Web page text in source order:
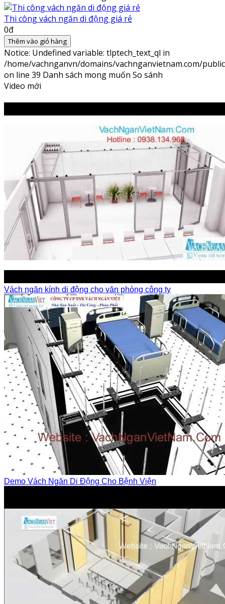
Thi công vách ngăn di động giá rẻ
0đ
Thêm vào giỏ hàng
Notice: Undefined variable: tlptech_text_ql in
/home/vachnganvn/domains/vachnganvietnam.com/
on line 39 Danh sách mong muốn So sánh
Video mới
Vách ngăn kính di động cho văn phòng công ty
Demo Vách Ngăn Di Động Cho Bệnh Viện